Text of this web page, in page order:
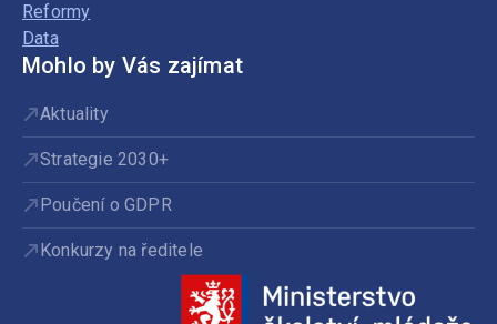
Reformy
Data
Mohlo by Vás zajímat
Aktuality
Strategie 2030+
Poučení o GDPR
Konkurzy na ředitele